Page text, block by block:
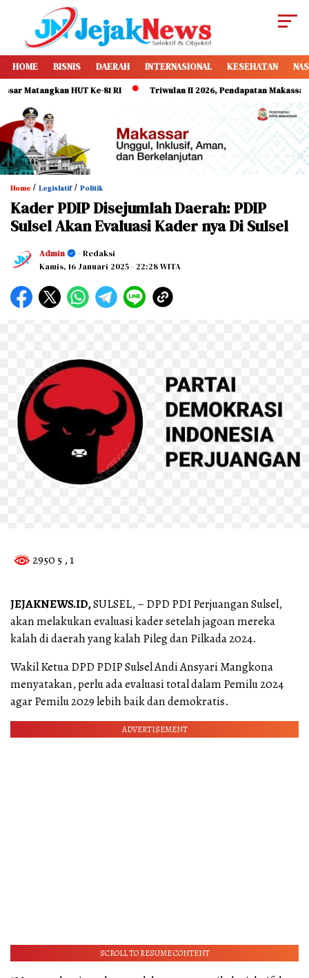
HOME BISNIS DAERAH INTERNASIONAL KESEHATAN
HUT Ke-81 RI Triwulan II 2026, Pendapatan Makassar
Home / Legislatif/ Politik
Kader PDIP Disejumlah Daerah: PDIP
Sulsel Akan Evaluasi Kader nya Di Sulsel
Admin
- Redaksi
Kamis, 16 Januari 2025- 22:28 WITA
2950 5 , 1
JEJAKNEWS.ID,SULSEL, – DPD PDI Perjuangan Sulsel,
akan melakukan evaluasi kader setelah jagoan mereka
kalah di daerah yang kalah Pileg dan Pilkada 2024.
Wakil Ketua DPD PDIP Sulsel Andi Ansyari Mangkona
menyatakan, perlu ada evaluasi total dalam Pemilu 2024
agar Pemilu 2029 lebih baik dan demokratis.
ADVERTISEMENT
SCROLL TO RESUME CONTENT